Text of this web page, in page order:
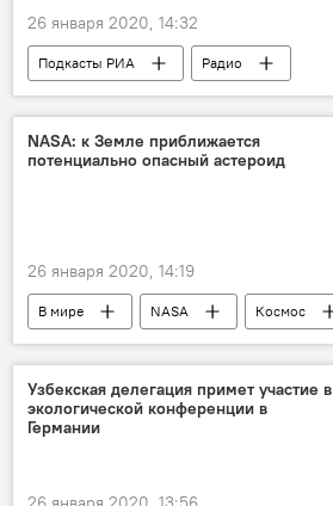
26 января 2020, 14:32
Подкасты РИА Радио
NASA: к Земле приближается
потенциально опасный астероид
26 января 2020, 14:19
В мире NASA
Космос
астероид
Земля
Узбекская делегация примет участие в
экологической конференции в
Германии